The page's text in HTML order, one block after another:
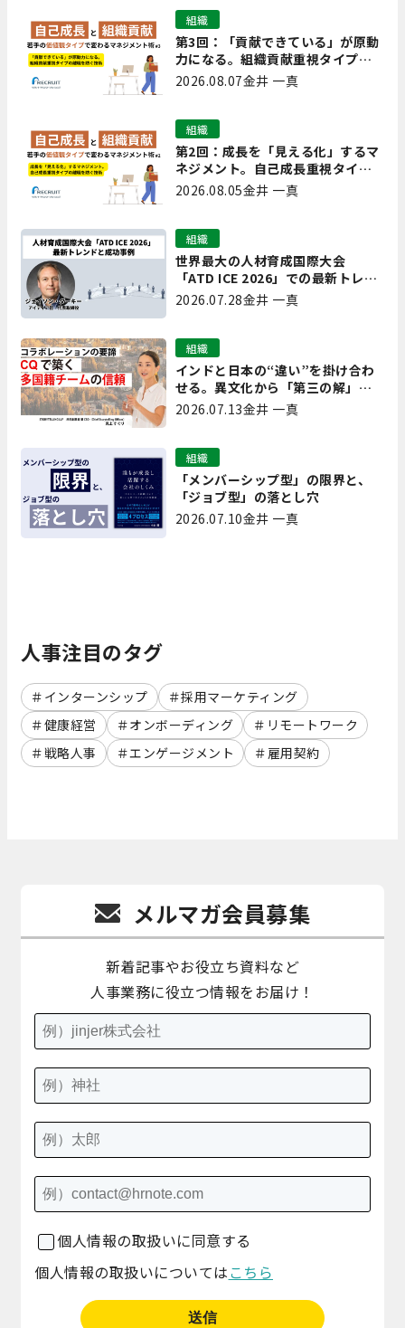
第3回：「貢献できている」が原動
力になる。組織貢献重視タイプの
離職を防ぐ技術
組織
2026.08.07金井 一真
第2回：成長を「見える化」するマ
ネジメント。自己成長重視タイプ
の離職を防ぐ技術
組織
2026.08.05金井 一真
世界最大の人材育成国際大会
「ATD ICE 2026」での最新トレン
ドと成功事例｜「重要で実用的
な、日本にも合う」ホットトピッ
組織
2026.07.28金井 一真
インドと日本の“違い”を掛け合わ
せる。異文化から「第三の解」を
生み出す実践【現場を変えるCQ白
組織
2026.07.13金井 一真
「メンバーシップ型」の限界と、
「ジョブ型」の落とし穴
組織
2026.07.10金井 一真
人事注目のタグ
インターンシップ
採用マーケティング
健康経営
オンボーディング
リモートワーク
戦略人事
エンゲージメント 雇用契約
メルマガ会員募集
新着記事やお役立ち資料など
人事業務に役立つ情報をお届け！
個人情報の取扱いに同意する
個人情報の取扱いについては こちら